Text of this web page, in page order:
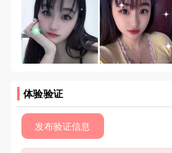
体验验证
发布验证信息